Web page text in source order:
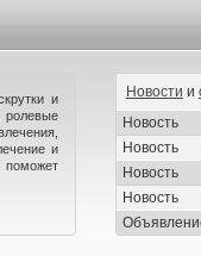
и
ролевые
и
поможет
Новости и
Новость
Новость
Новость
Новость